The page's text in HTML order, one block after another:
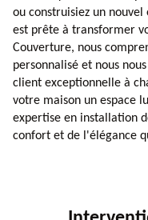
ou construisiez un
est prête à transformer
Couverture, nous
personnalisé et nous
client exceptionnelle à
votre maison un espace
expertise en installation
confort et de l'élégance